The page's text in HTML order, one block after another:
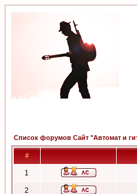
Список форумов Сайт "Автомат и
#
1
2